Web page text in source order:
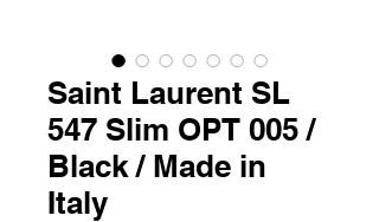
Saint Laurent SL
547 Slim OPT 005 /
Black / Made in
Italy